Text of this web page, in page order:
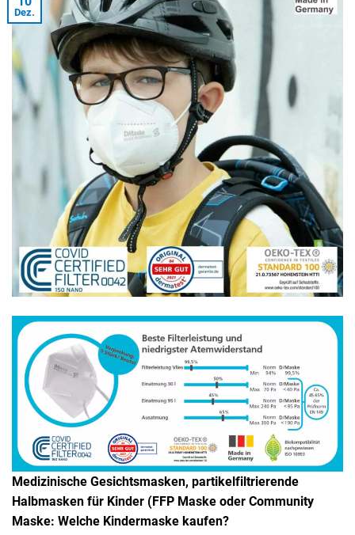
Dez.
Medizinische Gesichtsmasken, partikelfiltrierende
Halbmasken für Kinder (FFP Maske oder Community
Maske: Welche Kindermaske kaufen?